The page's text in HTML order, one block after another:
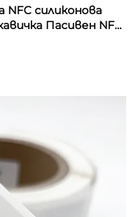
силиконова
Пасивен NFC